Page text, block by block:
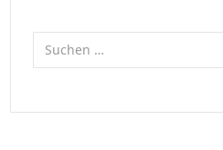
Suchen
nach: